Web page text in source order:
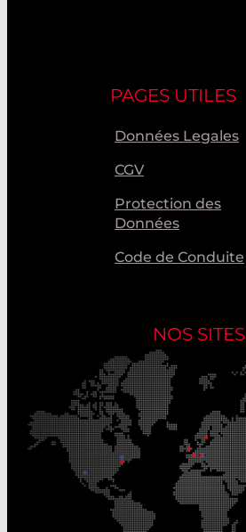
PAGES UTILES
Données Legales
CGV
Protection des
Données
Code de Conduite
NOS SITES